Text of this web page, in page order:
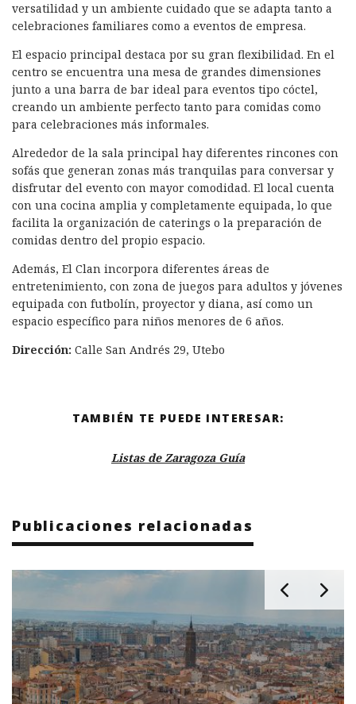
versatilidad y un ambiente cuidado que se adapta tanto a
celebraciones familiares como a eventos de empresa.
El espacio principal destaca por su gran flexibilidad. En el
centro se encuentra una mesa de grandes dimensiones
junto a una barra de bar ideal para eventos tipo cóctel,
creando un ambiente perfecto tanto para comidas como
para celebraciones más informales.
Alrededor de la sala principal hay diferentes rincones con
sofás que generan zonas más tranquilas para conversar y
disfrutar del evento con mayor comodidad. El local cuenta
con una cocina amplia y completamente equipada, lo que
facilita la organización de caterings o la preparación de
comidas dentro del propio espacio.
Además, El Clan incorpora diferentes áreas de
entretenimiento, con zona de juegos para adultos y jóvenes
equipada con futbolín, proyector y diana, así como un
espacio específico para niños menores de 6 años.
Dirección: Calle San Andrés 29, Utebo
TAMBIÉN TE PUEDE INTERESAR:
Listas de Zaragoza Guía
Publicaciones relacionadas